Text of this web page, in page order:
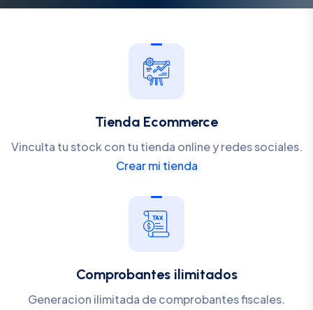
Tienda Ecommerce
Vinculta tu stock con tu tienda online y redes sociales.
Crear mi tienda
Comprobantes ilimitados
Generacion ilimitada de comprobantes fiscales.